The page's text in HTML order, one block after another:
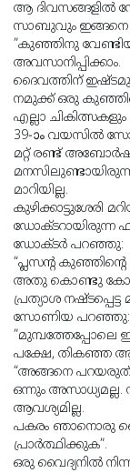
ആ ദിവസങ്ങളിൽ
സാബുവും ഇങ്ങനെ
”കുഞ്ഞിനു
അവസാനിപ്പിക്കാം.
ദൈവത്തിന്
നമുക്ക് ഒരു
എല്ലാ
39-ാം വയസിൽ
മറ്റ് രണ്ട്
മാറിയില്ല.
കുഴിക്കാട്ടുശേരി
ഡോക്ടറായിരുന്ന
ഡോക്ടർ പറഞ്ഞു:
“പ്ലസൻ്റ
അതു കൊണ്ടു
പ്രത്യാശ
സോണിയ പറഞ്ഞു:
പക്ഷേ, തികഞ്ഞ
“അങ്ങനെ
ഒന്നും അസാധ്യമല്ല.
ആവശ്യമില്ല.
പകരം ഞാനൊരു
പ്രാർത്ഥിക്കുക”.
ഒരു വൈദ്യനിൽ